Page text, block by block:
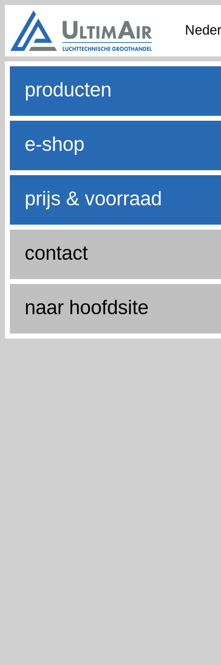
producten
e-shop
prijs & voorraad
contact
naar hoofdsite